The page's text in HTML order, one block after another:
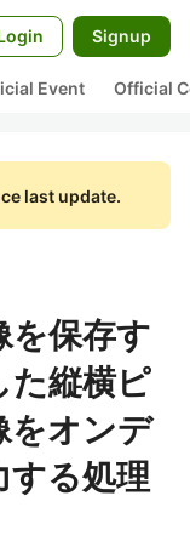
Signup
Event Official
last update.
を保存す
た縦横ピ
をオンデ
する処理